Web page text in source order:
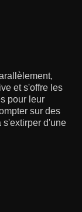
et s'offre les
pour leur
sur des
s'extirper d'une